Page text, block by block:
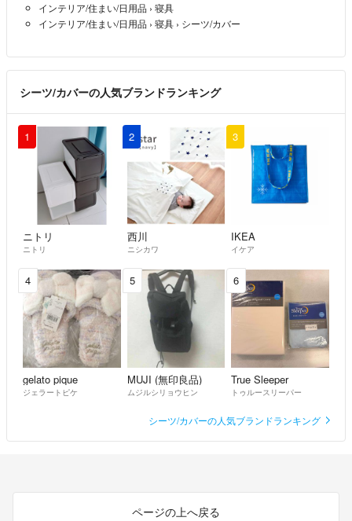
インテリア/住まい/日用品 › 寝具
インテリア/住まい/日用品 › 寝具 › シーツ/カバー
シーツ/カバーの人気ブランドランキング
1
ニトリ
ニトリ
2
西川
ニシカワ
3
IKEA
イケア
4
gelato pique
ジェラートピケ
5
MUJI (無印良品)
ムジルシリョウヒン
6
True Sleeper
トゥルースリーパー
シーツ/カバーの人気ブランドランキング
ページの上へ戻る